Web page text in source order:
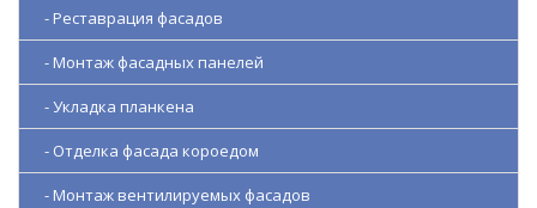
- Реставрация фасадов
- Монтаж фасадных панелей
- Укладка планкена
- Отделка фасада короедом
- Монтаж вентилируемых фасадов